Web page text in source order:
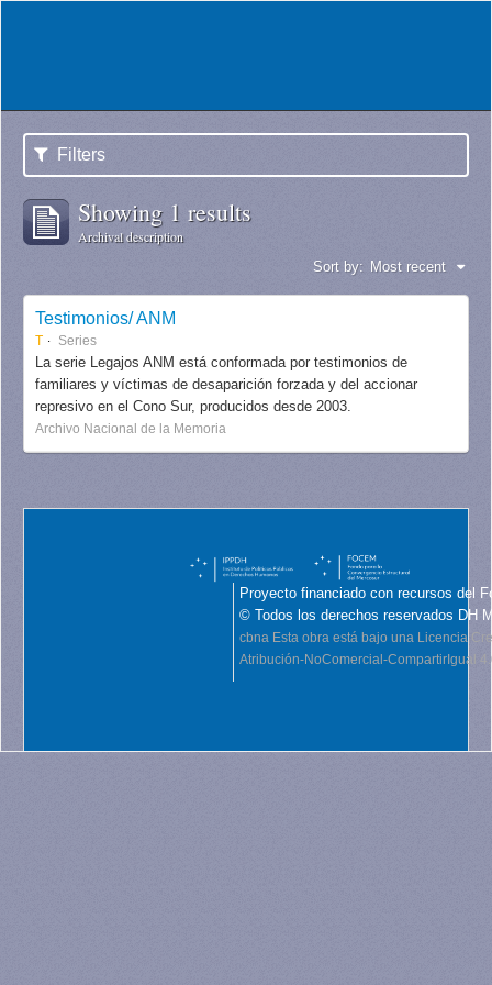
Filters
Showing 1 results
Archival description
Sort by: Most recent
Testimonios/ ANM
T Series
La serie Legajos ANM está conformada por testimonios de
familiares y víctimas de desaparición forzada y del accionar
represivo en el Cono Sur, producidos desde 2003.
Archivo Nacional de la Memoria
Proyecto financiado con recursos del
© Todos los derechos reservados DH
cbna Esta obra está bajo una Licencia
Atribución-NoComercial-CompartirIgual